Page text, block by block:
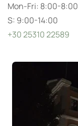
Mon-Fri: 8:00-8:00
S: 9:00-14:00
+30 25310 22589